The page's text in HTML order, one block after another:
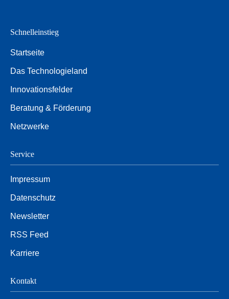
Schnelleinstieg
Startseite
Das Technologieland
Innovationsfelder
Beratung & Förderung
Netzwerke
Service
Impressum
Datenschutz
Newsletter
RSS Feed
Karriere
Kontakt